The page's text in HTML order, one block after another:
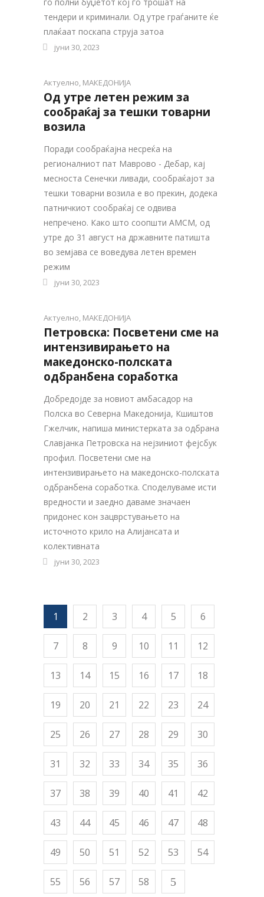
тендери и криминали. Од утре граѓаните ќе
плаќаат поскапа струја затоа
јуни 30, 2023
Актуелно, МАКЕДОНИЈА
Од утре летен режим за
сообраќај за тешки товарни
возила
Поради сообраќајна несреќа на
регионалниот пат Маврово - Дебар, кај
месноста Сенечки ливади, сообраќајот за
тешки товарни возила е во прекин, додека
патничкиот сообраќај се одвива
непречено. Како што соопшти АМСМ, од
утре до 31 август на државните патишта
во земјава се воведува летен времен
режим
јуни 30, 2023
Актуелно, МАКЕДОНИЈА
Петровска: Посветени сме на
интензивирањето на
македонско-полската
одбранбена соработка
Добредојде за новиот амбасадор на
Полска во Северна Македонија, Кшиштов
Гжелчик, напиша министерката за одбрана
Славјанка Петровска на нејзиниот фејсбук
профил. Посветени сме на
интензивирањето на македонско-полската
одбранбена соработка. Споделуваме исти
вредности и заедно даваме значаен
придонес кон зацврстувањето на
источното крило на Алијансата и
колективната
јуни 30, 2023
1 2 3 4 5 6
7 8 9 10 11 12
13 14 15 16 17 18
19 20 21 22 23 24
25 26 27 28 29 30
31 32 33 34 35 36
37 38 39 40 41 42
43 44 45 46 47 48
49 50 51 52 53 54
55 56 57 58